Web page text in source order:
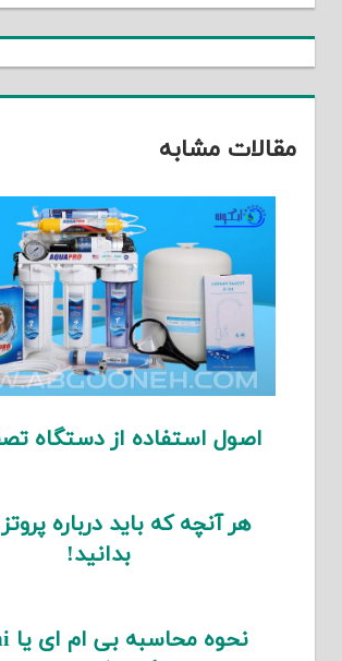
مقالات مشابه
اصول استفاده از دستگاه
هر آنچه که باید درباره
بدانید!